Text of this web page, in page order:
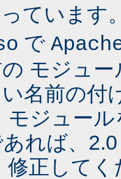
ています
で
モジュ
名前の付
モジュー
れば、
修正して